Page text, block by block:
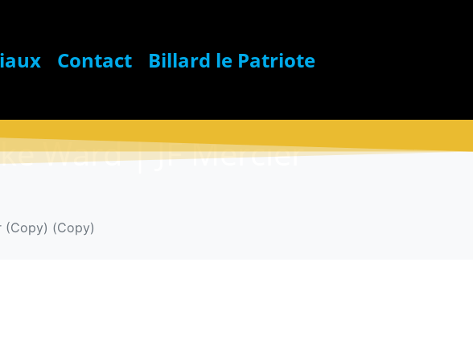
Contact Billard le Patriote
Ward | JF Mercier
(Copy) (Copy)